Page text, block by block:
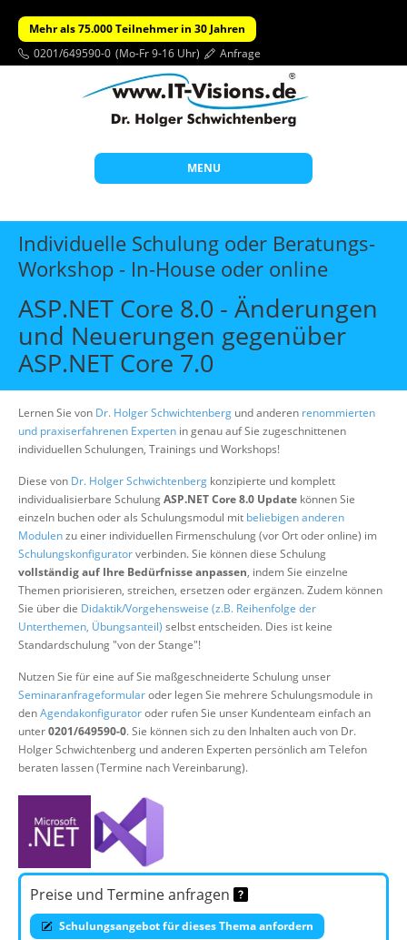
Mehr als 75.000 Teilnehmer in 30 Jahren
0201/649590-0 (Mo-Fr 9-16 Uhr) Anfrage
MENU
Start
Themen
Individuelle Schulungen
Offene Seminare
Wissen
Über uns
Suche
Individuelle Schulung oder Beratungs-
Workshop - In-House oder online
ASP.NET Core 8.0 - Änderungen
und Neuerungen gegenüber
ASP.NET Core 7.0
Lernen Sie von Dr. Holger Schwichtenberg und anderen renommierten
und praxiserfahrenen Experten in genau auf Sie zugeschnittenen
individuellen Schulungen, Trainings und Workshops!
Diese von Dr. Holger Schwichtenberg konzipierte und komplett
individualisierbare SchulungASP.NET Core 8.0 Update können Sie
einzeln buchen oder als Schulungsmodul mit beliebigen anderen
Modulenzu einer individuellen Firmenschulung (vor Ort oder online) im
Schulungskonfiguratorverbinden. Sie können diese Schulung
vollständig auf Ihre Bedürfnisse anpassen, indem Sie einzelne
Themen priorisieren, streichen, ersetzen oder ergänzen. Zudem können
Sie über die Didaktik/Vorgehensweise (z.B. Reihenfolge der
Unterthemen, Übungsanteil) selbst entscheiden. Dies ist keine
Standardschulung "von der Stange"!
Nutzen Sie für eine auf Sie maßgeschneiderte Schulung unser
Seminaranfrageformularoder legen Sie mehrere Schulungsmodule in
denAgendakonfiguratoroder rufen Sie unser Kundenteam einfach an
unter0201/649590-0. Sie können sich zu den Inhalten auch von Dr.
Holger Schwichtenberg und anderen Experten persönlich am Telefon
beraten lassen (Termine nach Vereinbarung).
Preise und Termine anfragen
Schulungsangebot für dieses Thema anfordern